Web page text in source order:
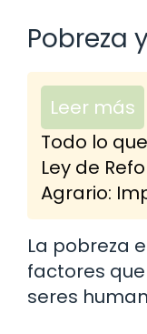
Pobreza
Leer más
Todo lo
Ley de
Agrario:
La pobreza
factores
seres